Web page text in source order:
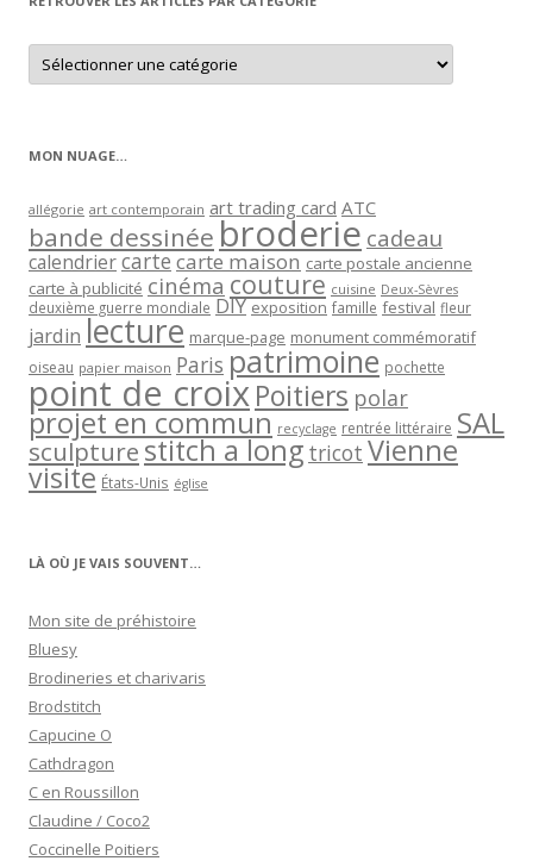
Retrouver
les
articles
MON NUAGE…
allégorie art contemporain art trading card ATC
bande dessinée broderie cadeau
calendriercartecarte maison carte postale ancienne
carte à publicité cinéma couture cuisine Deux-Sèvres
deuxième guerre mondiale DIY exposition famille festival fleur
jardin lecture marque-page monument commémoratif
oiseau papier maison Paris patrimoine pochette
point de croixPoitiers polar
projet en commun recyclage rentrée littéraire SAL
sculpturestitch a long tricot Vienne
visite États-Unis église
LÀ OÙ JE VAIS SOUVENT…
Mon site de préhistoire
Bluesy
Brodineries et charivaris
Brodstitch
Capucine O
Cathdragon
C en Roussillon
Claudine / Coco2
Coccinelle Poitiers